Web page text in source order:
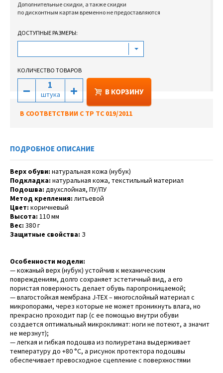
Дополнительные скидки, а также скидки
по дисконтным картам временно не предоставляются
ДОСТУПНЫЕ РАЗМЕРЫ:
КОЛИЧЕСТВО ТОВАРОВ
штука В КОРЗИНУ
В СООТВЕТСТВИИ С ТР ТС 019/2011
ПОДРОБНОЕ ОПИСАНИЕ
Верх обуви: натуральная кожа (нубук)
Подкладка: натуральная кожа, текстильный материал
Подошва: двухслойная, ПУ/ПУ
Метод крепления: литьевой
Цвет: коричневый
Высота: 110 мм
Вес: 380 г
Защитные свойства: З
Особенности модели:
— кожаный верх (нубук) устойчив к механическим
повреждениям, долго сохраняет эстетичный вид, а его
пористая поверхность делает обувь паропроницаемой;
— влагостойкая мембрана J-TEX – многослойный материал с
микропорами, через которые не может проникнуть влага, но
прекрасно проходит пар (с ее помощью внутри обуви
создается оптимальный микроклимат: ноги не потеют, а значит
не мерзнут);
— легкая и гибкая подошва из полиуретана выдерживает
температуру до +80 °С, а рисунок протектора подошвы
обеспечивает превосходное сцепление с поверхностями